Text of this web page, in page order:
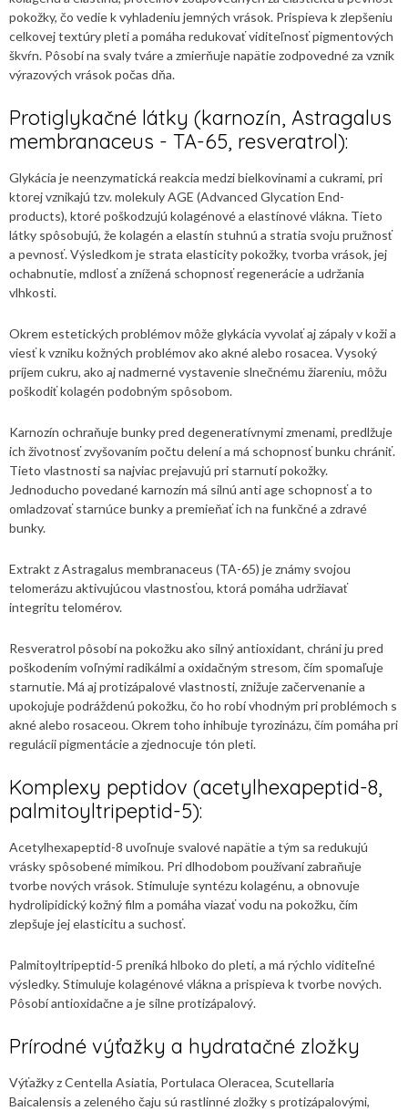
pokožky, čo vedie k vyhladeniu jemných vrások. Prispieva k zlepšeniu
celkovej textúry pleti a pomáha redukovať viditeľnosť pigmentových
škvŕn. Pôsobí na svaly tváre a zmierňuje napätie zodpovedné za vznik
výrazových vrások počas dňa.
Protiglykačné látky (karnozín, Astragalus
membranaceus - TA-65, resveratrol):
Glykácia je neenzymatická reakcia medzi bielkovinami a cukrami, pri
ktorej vznikajú tzv. molekuly AGE (Advanced Glycation End-
products), ktoré poškodzujú kolagénové a elastínové vlákna. Tieto
látky spôsobujú, že kolagén a elastín stuhnú a stratia svoju pružnosť
a pevnosť. Výsledkom je strata elasticity pokožky, tvorba vrások, jej
ochabnutie, mdlosť a znížená schopnosť regenerácie a udržania
vlhkosti.
Okrem estetických problémov môže glykácia vyvolať aj zápaly v koži a
viesť k vzniku kožných problémov ako akné alebo rosacea. Vysoký
príjem cukru, ako aj nadmerné vystavenie slnečnému žiareniu, môžu
poškodiť kolagén podobným spôsobom.
Karnozín ochraňuje bunky pred degeneratívnymi zmenami, predlžuje
ich životnosť zvyšovaním počtu delení a má schopnosť bunku chrániť.
Tieto vlastnosti sa najviac prejavujú pri starnutí pokožky.
Jednoducho povedané karnozín má silnú anti age schopnosť a to
omladzovať starnúce bunky a premieňať ich na funkčné a zdravé
bunky.
Extrakt z Astragalus membranaceus (TA-65) je známy svojou
telomerázu aktivujúcou vlastnosťou, ktorá pomáha udržiavať
integritu telomérov.
Resveratrol pôsobí na pokožku ako silný antioxidant, chráni ju pred
poškodením voľnými radikálmi a oxidačným stresom, čím spomaľuje
starnutie. Má aj protizápalové vlastnosti, znižuje začervenanie a
upokojuje podráždenú pokožku, čo ho robí vhodným pri problémoch s
akné alebo rosaceou. Okrem toho inhibuje tyrozinázu, čím pomáha pri
regulácii pigmentácie a zjednocuje tón pleti.
Komplexy peptidov (acetylhexapeptid-8,
palmitoyltripeptid-5):
Acetylhexapeptid-8 uvoľnuje svalové napätie a tým sa redukujú
vrásky spôsobené mimikou. Pri dlhodobom používaní zabraňuje
tvorbe nových vrások. Stimuluje syntézu kolagénu, a obnovuje
hydrolipidický kožný film a pomáha viazať vodu na pokožku, čím
zlepšuje jej elasticitu a suchosť.
Palmitoyltripeptid-5 preniká hlboko do pleti, a má rýchlo viditeľné
výsledky. Stimuluje kolagénové vlákna a prispieva k tvorbe nových.
Pôsobí antioxidačne a je silne protizápalový.
Prírodné výťažky a hydratačné zložky
Výťažky z Centella Asiatia, Portulaca Oleracea, Scutellaria
Baicalensis a zeleného čaju sú rastlinné zložky s protizápalovými,